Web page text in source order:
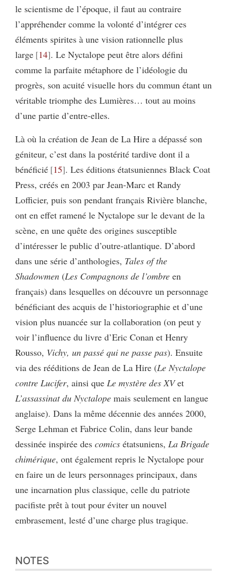
le scientisme de l’époque, il faut au contraire
l’appréhender comme la volonté d’intégrer ces
éléments spirites à une vision rationnelle plus
large 14 . Le Nyctalope peut être alors défini
comme la parfaite métaphore de l’idéologie du
progrès, son acuité visuelle hors du commun étant un
véritable triomphe des Lumières… tout au moins
d’une partie d’entre-elles.
Là où la création de Jean de La Hire a dépassé son
géniteur, c’est dans la postérité tardive dont il a
bénéficié 15 . Les éditions étatsuniennes Black Coat
Press, créés en 2003 par Jean-Marc et Randy
Lofficier, puis son pendant français Rivière blanche,
ont en effet ramené le Nyctalope sur le devant de la
scène, en une quête des origines susceptible
d’intéresser le public d’outre-atlantique. D’abord
dans une série d’anthologies, Tales of the
Shadowmen (Les Compagnons de l’ombre en
français) dans lesquelles on découvre un personnage
bénéficiant des acquis de l’historiographie et d’une
vision plus nuancée sur la collaboration (on peut y
voir l’influence du livre d’Eric Conan et Henry
Rousso, Vichy, un passé qui ne passe pas). Ensuite
via des rééditions de Jean de La Hire (Le Nyctalope
contre Lucifer, ainsi que Le mystère des XVet
L’assassinat du Nyctalope mais seulement en langue
anglaise). Dans la même décennie des années 2000,
Serge Lehman et Fabrice Colin, dans leur bande
dessinée inspirée des comics étatsuniens, La Brigade
chimérique, ont également repris le Nyctalope pour
en faire un de leurs personnages principaux, dans
une incarnation plus classique, celle du patriote
pacifiste prêt à tout pour éviter un nouvel
embrasement, lesté d’une charge plus tragique.
NOTES